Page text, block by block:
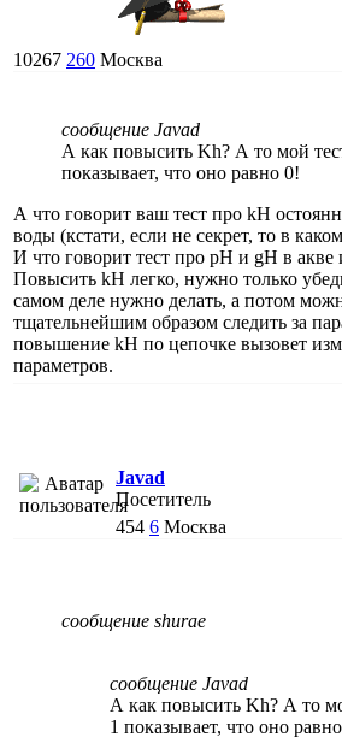
10267 260 Москва
сообщение Javad
А как повысить Kh? А то мой
показывает, что оно равно 0!
А что говорит ваш тест про kH
воды (кстати, если не секрет, то в
И что говорит тест про pH и gH в акве
Повысить kH легко, нужно только
самом деле нужно делать, а потом
тщательнейшим образом следить за
повышение kH по цепочке вызовет
параметров.
Javad
Посетитель
454 6 Москва
сообщение shurae
сообщение Javad
А как повысить Kh? А то
1 показывает, что оно